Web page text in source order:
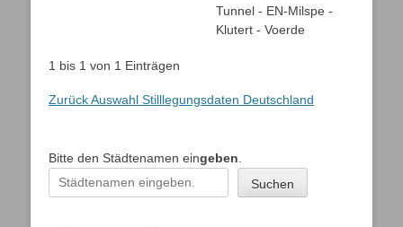
Tunnel - EN-Milspe -
Klutert - Voerde
1 bis 1 von 1 Einträgen
Zurück Auswahl Stilllegungsdaten Deutschland
Bitte den Städtenamen eingeben
Suchen